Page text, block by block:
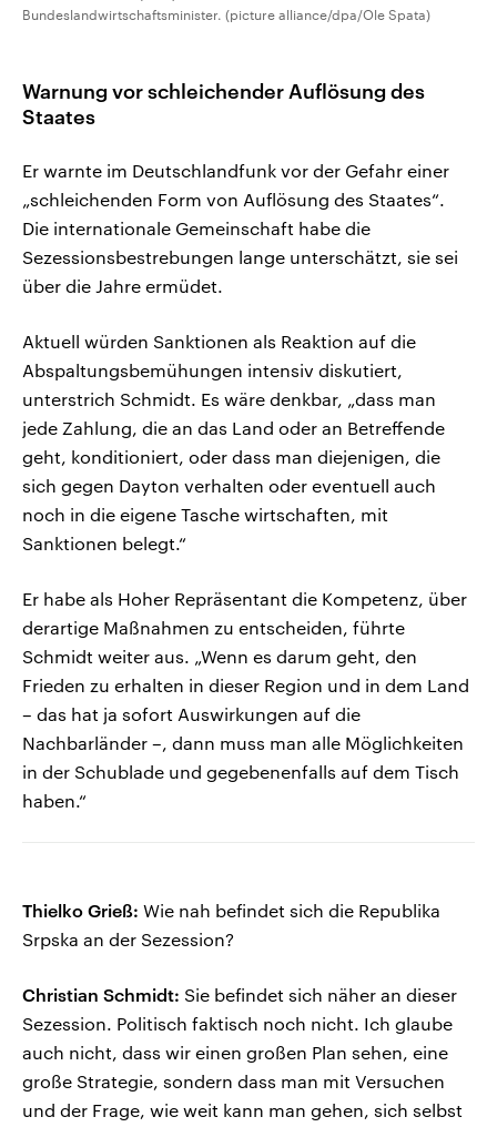
Bundeslandwirtschaftsminister. (picture alliance/dpa/Ole Spata)
Warnung vor schleichender Auflösung des
Staates
Er warnte im Deutschlandfunk vor der Gefahr einer
„schleichenden Form von Auflösung des Staates“.
Die internationale Gemeinschaft habe die
Sezessionsbestrebungen lange unterschätzt, sie sei
über die Jahre ermüdet.
Aktuell würden Sanktionen als Reaktion auf die
Abspaltungsbemühungen intensiv diskutiert,
unterstrich Schmidt. Es wäre denkbar, „dass man
jede Zahlung, die an das Land oder an Betreffende
geht, konditioniert, oder dass man diejenigen, die
sich gegen Dayton verhalten oder eventuell auch
noch in die eigene Tasche wirtschaften, mit
Sanktionen belegt.“
Er habe als Hoher Repräsentant die Kompetenz, über
derartige Maßnahmen zu entscheiden, führte
Schmidt weiter aus. „Wenn es darum geht, den
Frieden zu erhalten in dieser Region und in dem Land
– das hat ja sofort Auswirkungen auf die
Nachbarländer –, dann muss man alle Möglichkeiten
in der Schublade und gegebenenfalls auf dem Tisch
haben.“
Thielko Grieß: Wie nah befindet sich die Republika
Srpska an der Sezession?
Christian Schmidt: Sie befindet sich näher an dieser
Sezession. Politisch faktisch noch nicht. Ich glaube
auch nicht, dass wir einen großen Plan sehen, eine
große Strategie, sondern dass man mit Versuchen
und der Frage, wie weit kann man gehen, sich selbst